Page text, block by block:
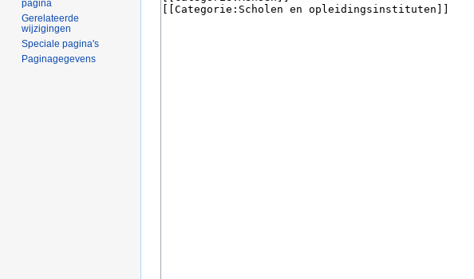
pagina
Gerelateerde
wijzigingen
Speciale pagina's
Paginagegevens